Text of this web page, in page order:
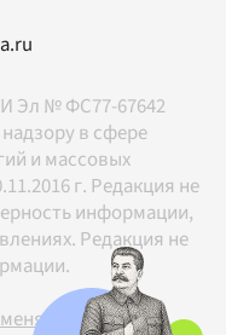
Эл № ФС77-67642
в сфере
и массовых
г. Редакция не
информации,
Редакция не